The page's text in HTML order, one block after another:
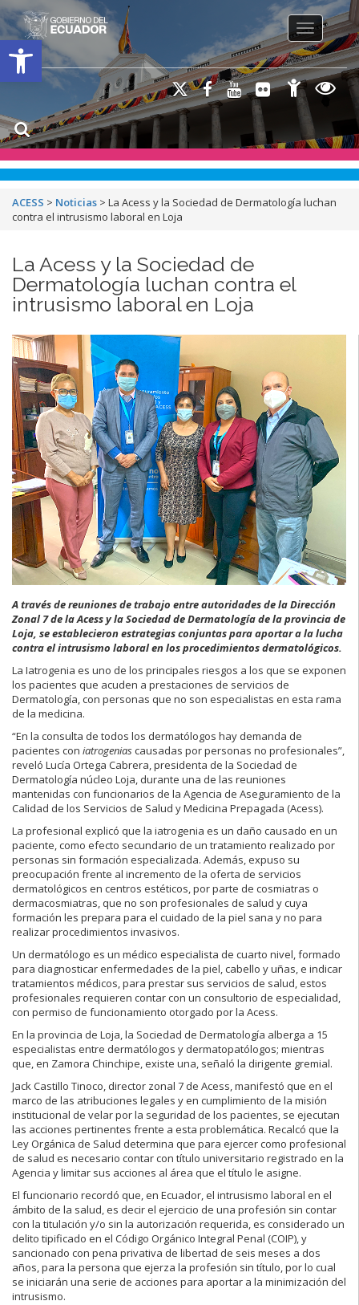
Open toolbar
Toggle
ACESS > Noticias > La Acess y la Sociedad de Dermatología luchan
contra el intrusismo laboral en Loja
La Acess y la Sociedad de
Dermatología luchan contra el
intrusismo laboral en Loja
A través de reuniones de trabajo entre autoridades de la Dirección
Zonal 7 de la Acess y la Sociedad de Dermatología de la provincia de
Loja, se establecieron estrategias conjuntas para aportar a la lucha
contra el intrusismo laboral en los procedimientos dermatológicos.
La Iatrogenia es uno de los principales riesgos a los que se exponen
los pacientes que acuden a prestaciones de servicios de
Dermatología, con personas que no son especialistas en esta rama
de la medicina.
“En la consulta de todos los dermatólogos hay demanda de
pacientes con iatrogeniascausadas por personas no profesionales”,
reveló Lucía Ortega Cabrera, presidenta de la Sociedad de
Dermatología núcleo Loja, durante una de las reuniones
mantenidas con funcionarios de la Agencia de Aseguramiento de la
Calidad de los Servicios de Salud y Medicina Prepagada (Acess).
La profesional explicó que la iatrogenia es un daño causado en un
paciente, como efecto secundario de un tratamiento realizado por
personas sin formación especializada. Además, expuso su
preocupación frente al incremento de la oferta de servicios
dermatológicos en centros estéticos, por parte de cosmiatras o
dermacosmiatras, que no son profesionales de salud y cuya
formación les prepara para el cuidado de la piel sana y no para
realizar procedimientos invasivos.
Un dermatólogo es un médico especialista de cuarto nivel, formado
para diagnosticar enfermedades de la piel, cabello y uñas, e indicar
tratamientos médicos, para prestar sus servicios de salud, estos
profesionales requieren contar con un consultorio de especialidad,
con permiso de funcionamiento otorgado por la Acess.
En la provincia de Loja, la Sociedad de Dermatología alberga a 15
especialistas entre dermatólogos y dermatopatólogos; mientras
que, en Zamora Chinchipe, existe una, señaló la dirigente gremial.
Jack Castillo Tinoco, director zonal 7 de Acess, manifestó que en el
marco de las atribuciones legales y en cumplimiento de la misión
institucional de velar por la seguridad de los pacientes, se ejecutan
las acciones pertinentes frente a esta problemática. Recalcó que la
Ley Orgánica de Salud determina que para ejercer como profesional
de salud es necesario contar con título universitario registrado en la
Agencia y limitar sus acciones al área que el título le asigne.
El funcionario recordó que, en Ecuador, el intrusismo laboral en el
ámbito de la salud, es decir el ejercicio de una profesión sin contar
con la titulación y/o sin la autorización requerida, es considerado un
delito tipificado en el Código Orgánico Integral Penal (COIP), y
sancionado con pena privativa de libertad de seis meses a dos
años, para la persona que ejerza la profesión sin título, por lo cual
se iniciarán una serie de acciones para aportar a la minimización del
intrusismo.